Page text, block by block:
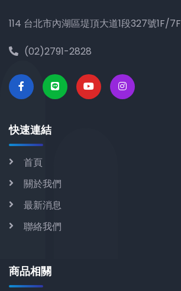
114 台北市內湖區堤頂大道1段327號1F/7F
(02)2791-2828
快速連結
首頁
關於我們
最新消息
聯絡我們
商品相關